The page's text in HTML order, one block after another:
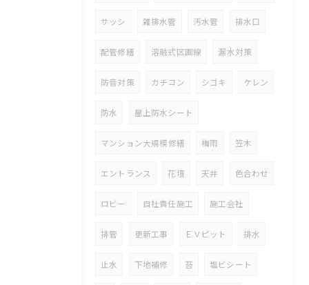
サッシ 雑排水管 汚水管 排水口
配管修繕 溶融式区画線 漏水対策
防音対策 カチコン シゴキ ケレン
防水 屋上防水シート
マンション大規模修繕 梅雨 笠木
エントランス 花壇 天井 色合わせ
ロビー 自社責任施工 施工会社
排管 更新工事 ＥＶピット 排水
止水 下地補修 苔 塩ビシート